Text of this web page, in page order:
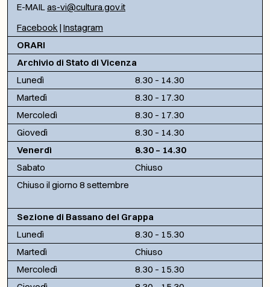
E-MAILas-vi@cultura.gov.it
Facebook | Instagram
ORARI
Archivio di Stato di Vicenza
Lunedì
8.30 – 14.30
Martedì
8.30 – 17.30
Mercoledì
8.30 – 17.30
Giovedì
8.30 – 14.30
Venerdì
8.30 – 14.30
Sabato
Chiuso
Chiuso il giorno 8 settembre
Sezione di Bassano del Grappa
Lunedì
8.30 – 15.30
Martedì
Chiuso
Mercoledì
8.30 – 15.30